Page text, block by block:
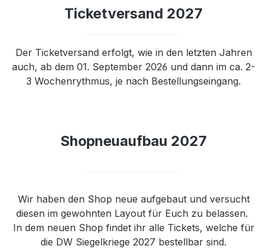
Ticketversand 2027
Der Ticketversand erfolgt, wie in den letzten Jahren
auch, ab dem 01. September 2026 und dann im ca. 2-
3 Wochenrythmus, je nach Bestellungseingang.
Shopneuaufbau 2027
Wir haben den Shop neue aufgebaut und versucht
diesen im gewohnten Layout für Euch zu belassen.
In dem neuen Shop findet ihr alle Tickets, welche für
die DW Siegelkriege 2027 bestellbar sind.